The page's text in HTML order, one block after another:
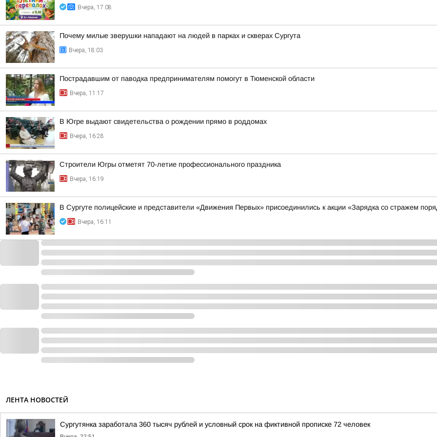
Вчера, 17:08
Почему милые зверушки нападают на людей в парках и скверах Сургута
Вчера, 18:03
Пострадавшим от паводка предпринимателям помогут в Тюменской области
Вчера, 11:17
В Югре выдают свидетельства о рождении прямо в роддомах
Вчера, 16:28
Строители Югры отметят 70-летие профессионального праздника
Вчера, 16:19
В Сургуте полицейские и представители «Движения Первых» присоединились к акции «Зарядка со стражем
Вчера, 16:11
ЛЕНТА НОВОСТЕЙ
Сургутянка заработала 360 тысяч рублей и условный срок на фиктивной прописке 72 человек